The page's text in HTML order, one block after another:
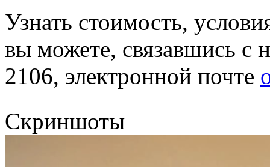
Узнать стоимость,
вы можете, связавшись с
2106, электронной почте
Скриншоты